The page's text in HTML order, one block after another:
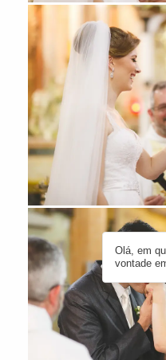
Olá, em
vontade